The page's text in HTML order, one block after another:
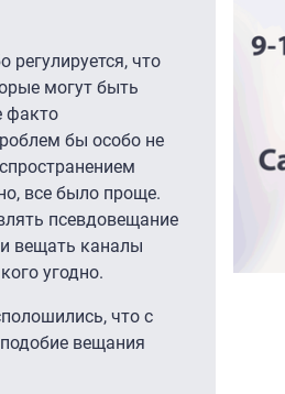
регулируется, что
могут быть
факто
бы особо не
все было проще.
псевдовещание
вещать каналы
угодно.
что с
вещания